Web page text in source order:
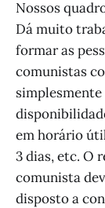
Nossos
Dá muito
formar as
comunistas
em horário
3 dias, etc. O
comunista
disposto a